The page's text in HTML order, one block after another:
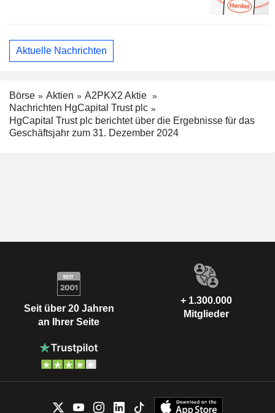
Aktuelle Nachrichten
Börse Aktien
A2PKX2 Aktie
Nachrichten HgCapital Trust plc
HgCapital Trust plc berichtet über die Ergebnisse für das
Geschäftsjahr zum 31. Dezember 2024
Seit über 20 Jahren
an Ihrer Seite
+ 1.300.000
Mitglieder